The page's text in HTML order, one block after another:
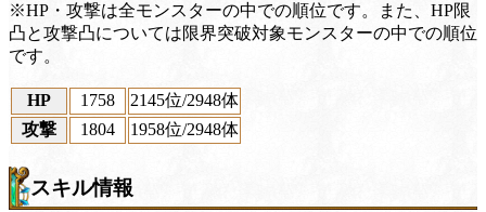
※HP・攻撃は全モンスターの中での順位です。また、HP限
凸と攻撃凸については限界突破対象モンスターの中での順位
です。
HP 1758 2145位/2948体
攻撃
1804 1958位/2948体
スキル情報